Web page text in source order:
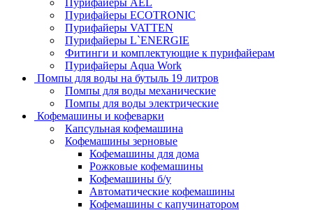
Пурифайеры AEL
Пурифайеры ECOTRONIC
Пурифайеры VATTEN
Пурифайеры L`ENERGIE
Фитинги и комплектующие к пурифайерам
Пурифайеры Aqua Work
Помпы для воды на бутыль 19 литров
Помпы для воды механические
Помпы для воды электрические
Кофемашины и кофеварки
Капсульная кофемашина
Кофемашины зерновые
Кофемашины для дома
Рожковые кофемашины
Кофемашины б/у
Автоматические кофемашины
Кофемашины с капучинатором